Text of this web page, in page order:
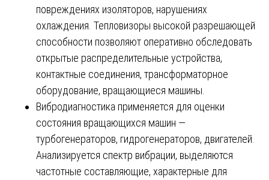
повреждениях изоляторов, нарушениях
охлаждения. Тепловизоры высокой разрешающей
способности позволяют оперативно обследовать
открытые распределительные устройства,
контактные соединения, трансформаторное
оборудование, вращающиеся машины.
Вибродиагностика применяется для оценки
состояния вращающихся машин —
турбогенераторов, гидрогенераторов, двигателей.
Анализируется спектр вибрации, выделяются
частотные составляющие, характерные для